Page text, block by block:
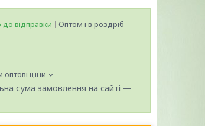
до відправки
Оптом і в роздріб
оптові ціни
сума замовлення на сайті —